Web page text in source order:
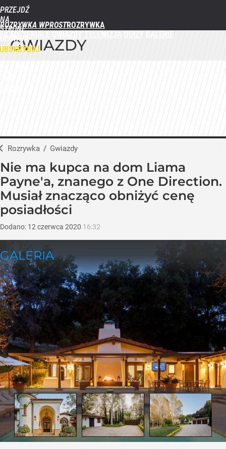
PRZEJDŹ
NA
STRONĘ
GŁÓWNĄ
WPROST.PL
ROZRYWKA WPROST
GWIAZDY
Rozrywka / Gwiazdy
Nie ma kupca na dom Liama
Payne'a, znanego z One Direction.
Musiał znacząco obniżyć cenę
posiadłości
Dodano: 12 czerwca 2020 16:32